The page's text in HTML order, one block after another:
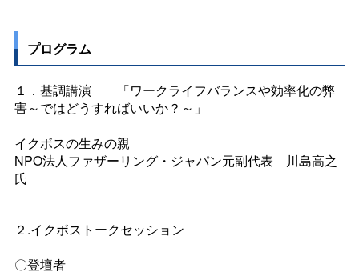
プログラム
１．基調講演
「ワークライフバランスや効率化の弊
害～ではどうすればいいか？～」
イクボスの生みの親
NPO法人ファザーリング・ジャパン元副代表 川島高之
氏
２.イクボストークセッション
〇登壇者